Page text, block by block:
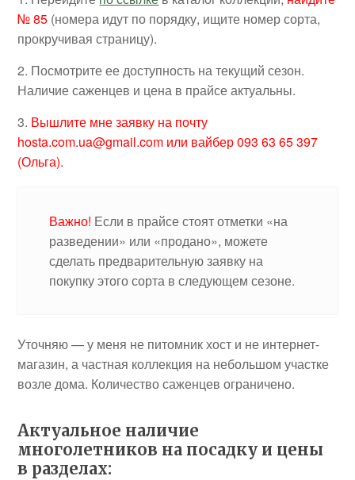
№ 85 (номера идут по порядку, ищите номер сорта,
прокручивая страницу).
2. Посмотрите ее доступность на текущий сезон.
Наличие саженцев и цена в прайсе актуальны.
3. Вышлите мне заявку на почту
hosta.com.ua@gmail.com или вайбер 093 63 65 397
(Ольга).
Важно! Если в прайсе стоят отметки «на
разведении» или «продано», можете
сделать предварительную заявку на
покупку этого сорта в следующем сезоне.
Уточняю — у меня не питомник хост и не интернет-
магазин, а частная коллекция на небольшом участке
возле дома. Количество саженцев ограничено.
Актуальное наличие
многолетников на посадку и цены
в разделах: